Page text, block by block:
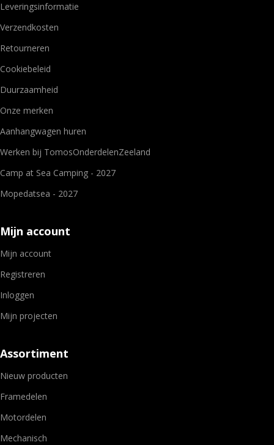
Leveringsinformatie
Verzendkosten
Retourneren
Cookiebeleid
Duurzaamheid
Onze merken
Aanhangwagen huren
Werken bij TomosOnderdelenZeeland
Camp at Sea Camping - 2027
Mopedatsea - 2027
Mijn account
Mijn account
Registreren
Inloggen
Mijn projecten
Assortiment
Nieuw producten
Framedelen
Motordelen
Mechanisch